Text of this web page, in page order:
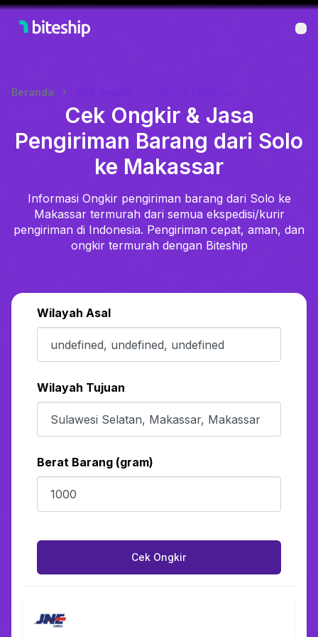
Beranda
Cek Ongkir & Jasa
Pengiriman Barang dari Solo
ke Makassar
Informasi Ongkir pengiriman barang dari Solo ke
Makassar termurah dari semua ekspedisi/kurir
pengiriman di Indonesia. Pengiriman cepat, aman, dan
ongkir termurah dengan Biteship
Wilayah Asal
Wilayah Tujuan
Berat Barang (gram)
Cek Ongkir